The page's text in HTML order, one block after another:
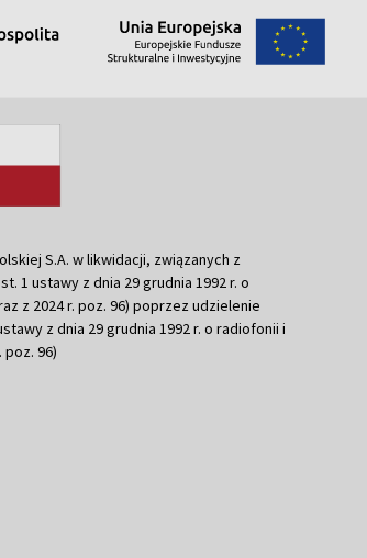
S.A. w likwidacji, związanych z
1 ustawy z dnia 29 grudnia 1992 r. o
z 2024 r. poz. 96) poprzez udzielenie
z dnia 29 grudnia 1992 r. o radiofonii i
poz. 96)